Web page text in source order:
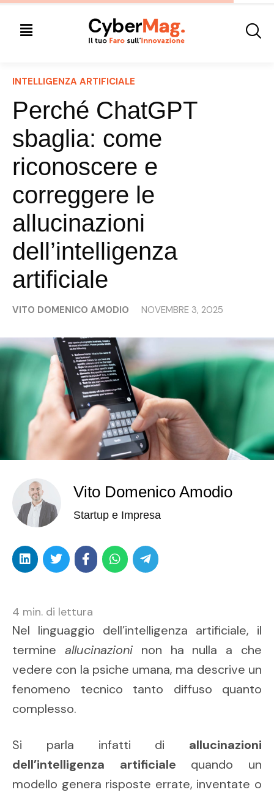
INTELLIGENZA ARTIFICIALE
Perché ChatGPT
sbaglia: come
riconoscere e
correggere le
allucinazioni
dell’intelligenza
artificiale
VITO DOMENICO AMODIO NOVEMBRE 3, 2025
Vito Domenico Amodio
Startup e Impresa
4 min. di lettura
Nel linguaggio dell’intelligenza artificiale, il
termine allucinazioninon ha nulla a che
vedere con la psiche umana, ma descrive un
fenomeno tecnico tanto diffuso quanto
complesso.
Si parla infatti di allucinazioni
dell’intelligenza artificiale quando un
modello genera risposte errate, inventate o